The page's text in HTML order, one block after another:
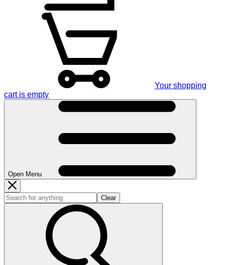
Your shopping
cart is empty
Open Menu
Clear